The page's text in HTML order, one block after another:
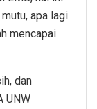
apa lagi
mencapai
dan
UNW